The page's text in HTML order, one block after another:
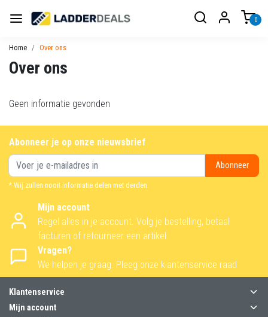
0
Home Over ons
Over ons
Geen informatie gevonden
Abonneer je op onze nieuwsbrief
Abonneer
* Wij zullen nooit informatie delen met derden.
Mijn account
Regel alles in je account. Volg je bestelling, betaal
facturen of retourneer een artikel.
Vragen?
We helpen je graag. Pleeg onze klantenservice raad
Klantenservice
Mijn account